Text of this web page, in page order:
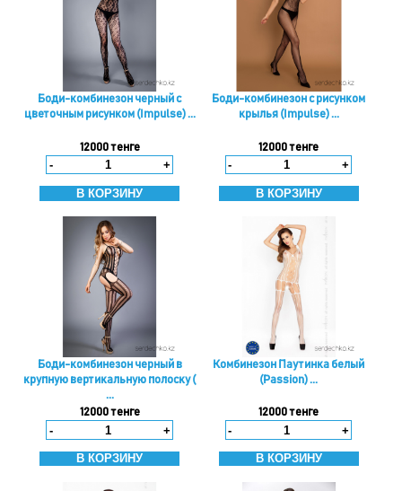
Боди-комбинезон черный с
цветочным рисунком (Impulse) ...
12000 тенге
- +
Боди-комбинезон с рисунком
крылья (Impulse) ...
12000 тенге
- +
Боди-комбинезон черный в
крупную вертикальную полоску (
...
12000 тенге
- +
Комбинезон Паутинка белый
(Passion) ...
12000 тенге
- +